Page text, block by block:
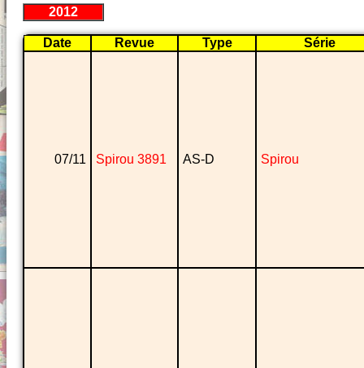
2012
Date Revue Type Série
07/11 Spirou 3891 AS-D Spirou